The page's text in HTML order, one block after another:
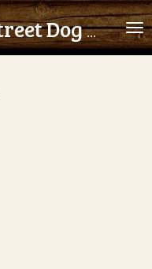
Rudozem Street Dog Rescue